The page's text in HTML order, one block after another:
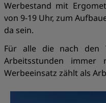
Werbestand mit
von 9-19 Uhr, zum
da sein.
Für alle die nach den
Arbeitsstunden
Werbeeinsatz zählt als